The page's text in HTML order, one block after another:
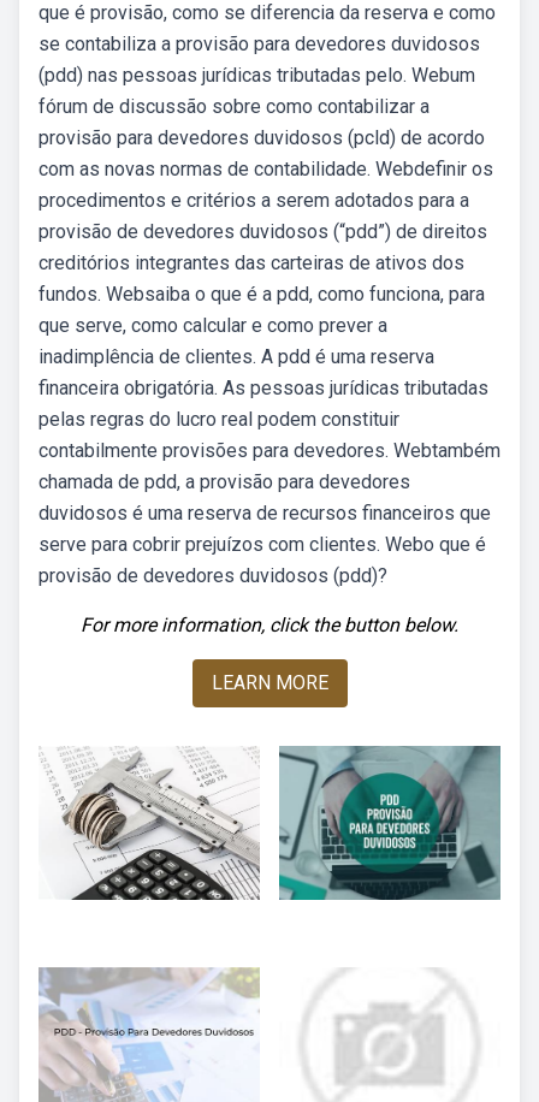
que é provisão, como se diferencia da reserva e como
se contabiliza a provisão para devedores duvidosos
(pdd) nas pessoas jurídicas tributadas pelo. Webum
fórum de discussão sobre como contabilizar a
provisão para devedores duvidosos (pcld) de acordo
com as novas normas de contabilidade. Webdefinir os
procedimentos e critérios a serem adotados para a
provisão de devedores duvidosos (“pdd”) de direitos
creditórios integrantes das carteiras de ativos dos
fundos. Websaiba o que é a pdd, como funciona, para
que serve, como calcular e como prever a
inadimplência de clientes. A pdd é uma reserva
financeira obrigatória. As pessoas jurídicas tributadas
pelas regras do lucro real podem constituir
contabilmente provisões para devedores. Webtambém
chamada de pdd, a provisão para devedores
duvidosos é uma reserva de recursos financeiros que
serve para cobrir prejuízos com clientes. Webo que é
provisão de devedores duvidosos (pdd)?
For more information, click the button below.
LEARN MORE